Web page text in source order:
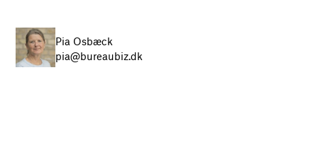
Pia Osbæck
pia@bureaubiz.dk